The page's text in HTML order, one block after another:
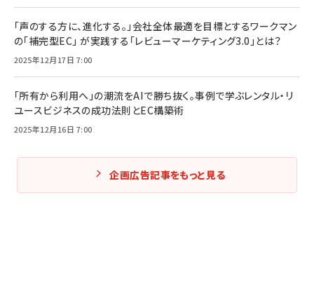
「声のする方に、進化する。」会社全体最適を目標とするワークマン
の「補完型EC」 が実践する「レビューマーケティング3.0」とは？
2025年12月17日 7:00
「所有から利用へ」の潮流をAIで勝ち抜く。事例で学ぶレンタル・リ
ユースビジネスの成功法則とEC構築術
2025年12月16日 7:00
企画広告記事をもっと見る